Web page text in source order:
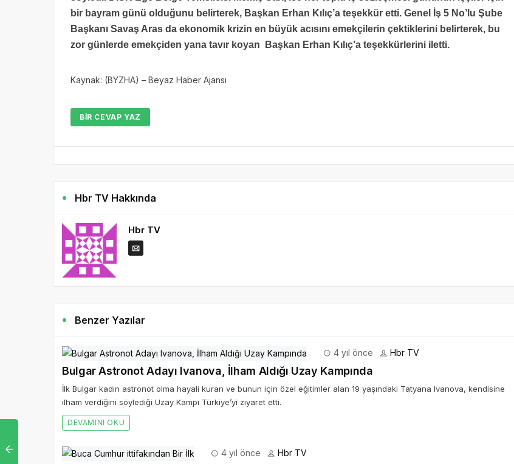
bir bayram günü olduğunu belirterek, Başkan Erhan Kılıç’a teşekkür etti. Genel İş 5 No’lu Şube
Başkanı Savaş Aras da ekonomik krizin en büyük acısını emekçilerin çektiklerini belirterek, bu
zor günlerde emekçiden yana tavır koyan Başkan Erhan Kılıç’a teşekkürlerini iletti.
Kaynak: (BYZHA) – Beyaz Haber Ajansı
BIR CEVAP YAZ
Hbr TV Hakkında
Hbr TV
Benzer Yazılar
4 yıl önce Hbr TV
Bulgar Astronot Adayı Ivanova, İlham Aldığı Uzay Kampında
İlk Bulgar kadın astronot olma hayali kuran ve bunun için özel eğitimler alan 19 yaşındaki Tatyana Ivanova, kendisine
ilham verdiğini söylediği Uzay Kampı Türkiye’yi ziyaret etti.
DEVAMINI OKU
4 yıl önce Hbr TV